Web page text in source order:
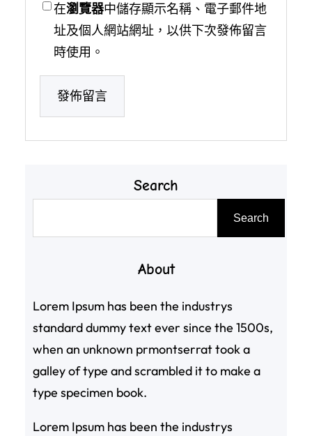
在瀏覽器中儲存顯示名稱、電子郵件地
址及個人網站網址，以供下次發佈留言
時使用。
Search
Search
About
Lorem Ipsum has been the industrys
standard dummy text ever since the 1500s,
when an unknown prmontserrat took a
galley of type and scrambled it to make a
type specimen book.
Lorem Ipsum has been the industrys